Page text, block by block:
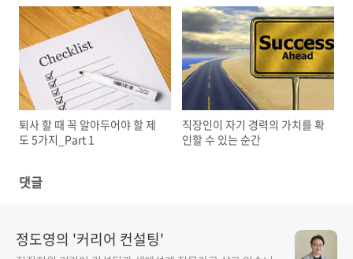
퇴사 할 때 꼭 알아두어야 할 제
도 5가지_Part 1
직장인이 자기 경력의 가치를 확
인할 수 있는 순간
댓글
정도영의 '커리어 컨설팅'